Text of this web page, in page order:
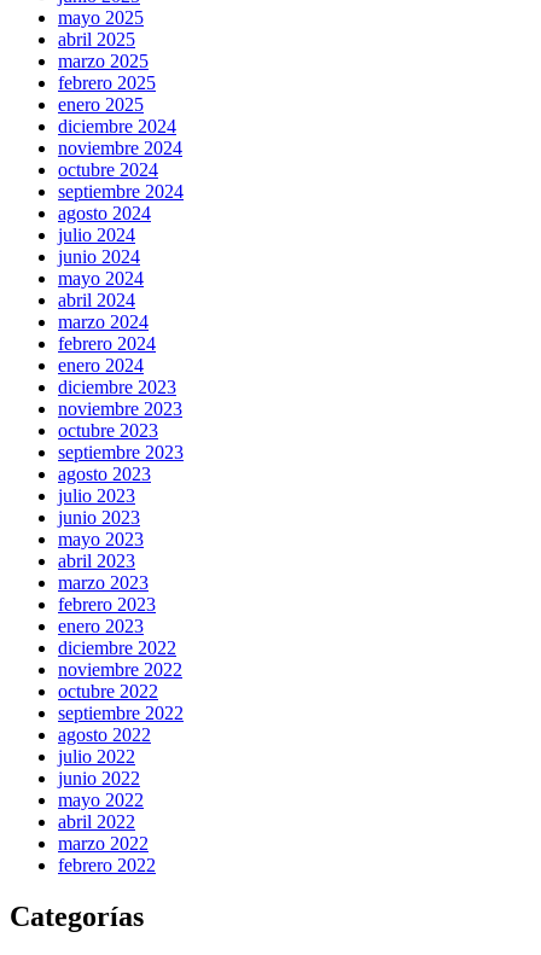
mayo 2025
abril 2025
marzo 2025
febrero 2025
enero 2025
diciembre 2024
noviembre 2024
octubre 2024
septiembre 2024
agosto 2024
julio 2024
junio 2024
mayo 2024
abril 2024
marzo 2024
febrero 2024
enero 2024
diciembre 2023
noviembre 2023
octubre 2023
septiembre 2023
agosto 2023
julio 2023
junio 2023
mayo 2023
abril 2023
marzo 2023
febrero 2023
enero 2023
diciembre 2022
noviembre 2022
octubre 2022
septiembre 2022
agosto 2022
julio 2022
junio 2022
mayo 2022
abril 2022
marzo 2022
febrero 2022
Categorías